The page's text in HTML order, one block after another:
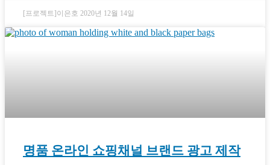
[프로젝트]이은호 2020년 12월 14일
명품 온라인 쇼핑채널 브랜드 광고 제작